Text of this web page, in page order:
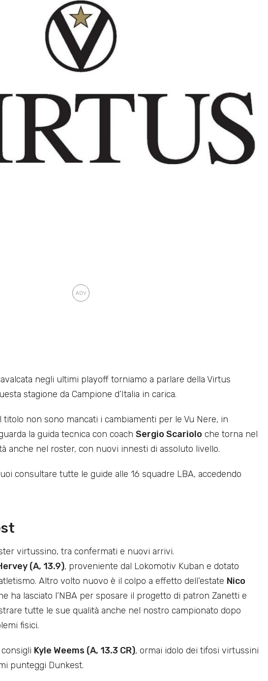
negli ultimi playoff torniamo a parlare della Virtus
stagione da Campione d’Italia in carica.
non sono mancati i cambiamenti per le Vu Nere, in
la guida tecnica con coach Sergio Scariolo che torna nel
anche nel roster, con nuovi innesti di assoluto livello.
consultare tutte le guide alle 16 squadre LBA, accedendo
virtussino, tra confermati e nuovi arrivi.
(A, 13.9), proveniente dal Lokomotiv Kuban e dotato
Altro volto nuovo è il colpo a effetto dell’estate Nico
ha lasciato l’NBA per sposare il progetto di patron Zanetti e
tutte le sue qualità anche nel nostro campionato dopo
fisici.
Kyle Weems (A, 13.3 CR), ormai idolo dei tifosi virtussini
punteggi Dunkest.